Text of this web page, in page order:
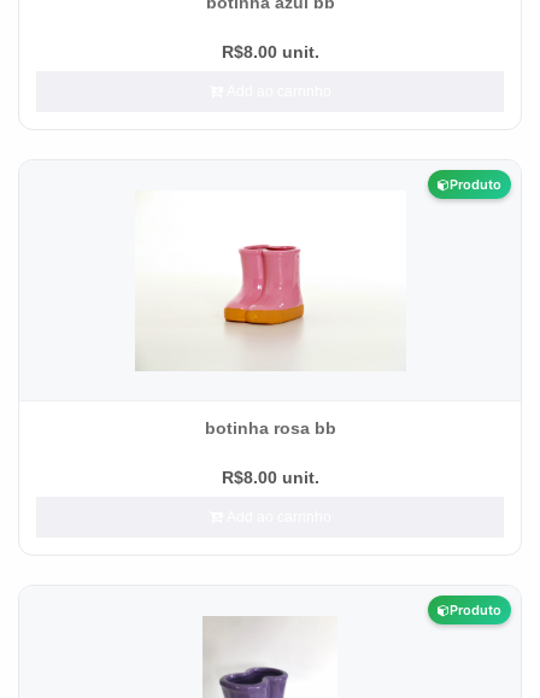
R$8.00 unit.
Produto
botinha rosa bb
R$8.00 unit.
Produto